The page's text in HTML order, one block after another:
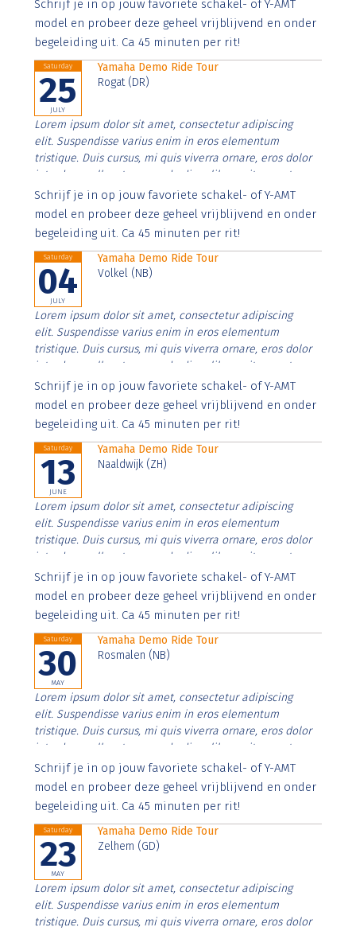
imperdiet. Nunc ut sem vitae risus tristique posuere.
Schrijf je in op jouw favoriete schakel- of Y-AMT
model en probeer deze geheel vrijblijvend en onder
begeleiding uit. Ca 45 minuten per rit!
Saturday
25
JULY
Yamaha Demo Ride Tour
Rogat (DR)
Lorem ipsum dolor sit amet, consectetur adipiscing
elit. Suspendisse varius enim in eros elementum
tristique. Duis cursus, mi quis viverra ornare, eros dolor
interdum nulla, ut commodo diam libero vitae erat.
Aenean faucibus nibh et justo cursus id rutrum lorem
imperdiet. Nunc ut sem vitae risus tristique posuere.
Schrijf je in op jouw favoriete schakel- of Y-AMT
model en probeer deze geheel vrijblijvend en onder
begeleiding uit. Ca 45 minuten per rit!
Saturday
04
JULY
Yamaha Demo Ride Tour
Volkel (NB)
Lorem ipsum dolor sit amet, consectetur adipiscing
elit. Suspendisse varius enim in eros elementum
tristique. Duis cursus, mi quis viverra ornare, eros dolor
interdum nulla, ut commodo diam libero vitae erat.
Aenean faucibus nibh et justo cursus id rutrum lorem
imperdiet. Nunc ut sem vitae risus tristique posuere.
Schrijf je in op jouw favoriete schakel- of Y-AMT
model en probeer deze geheel vrijblijvend en onder
begeleiding uit. Ca 45 minuten per rit!
Saturday
13
JUNE
Yamaha Demo Ride Tour
Naaldwijk (ZH)
Lorem ipsum dolor sit amet, consectetur adipiscing
elit. Suspendisse varius enim in eros elementum
tristique. Duis cursus, mi quis viverra ornare, eros dolor
interdum nulla, ut commodo diam libero vitae erat.
Aenean faucibus nibh et justo cursus id rutrum lorem
imperdiet. Nunc ut sem vitae risus tristique posuere.
Schrijf je in op jouw favoriete schakel- of Y-AMT
model en probeer deze geheel vrijblijvend en onder
begeleiding uit. Ca 45 minuten per rit!
Saturday
30
MAY
Yamaha Demo Ride Tour
Rosmalen (NB)
Lorem ipsum dolor sit amet, consectetur adipiscing
elit. Suspendisse varius enim in eros elementum
tristique. Duis cursus, mi quis viverra ornare, eros dolor
interdum nulla, ut commodo diam libero vitae erat.
Aenean faucibus nibh et justo cursus id rutrum lorem
imperdiet. Nunc ut sem vitae risus tristique posuere.
Schrijf je in op jouw favoriete schakel- of Y-AMT
model en probeer deze geheel vrijblijvend en onder
begeleiding uit. Ca 45 minuten per rit!
Saturday
23
MAY
Yamaha Demo Ride Tour
Zelhem (GD)
Lorem ipsum dolor sit amet, consectetur adipiscing
elit. Suspendisse varius enim in eros elementum
tristique. Duis cursus, mi quis viverra ornare, eros dolor